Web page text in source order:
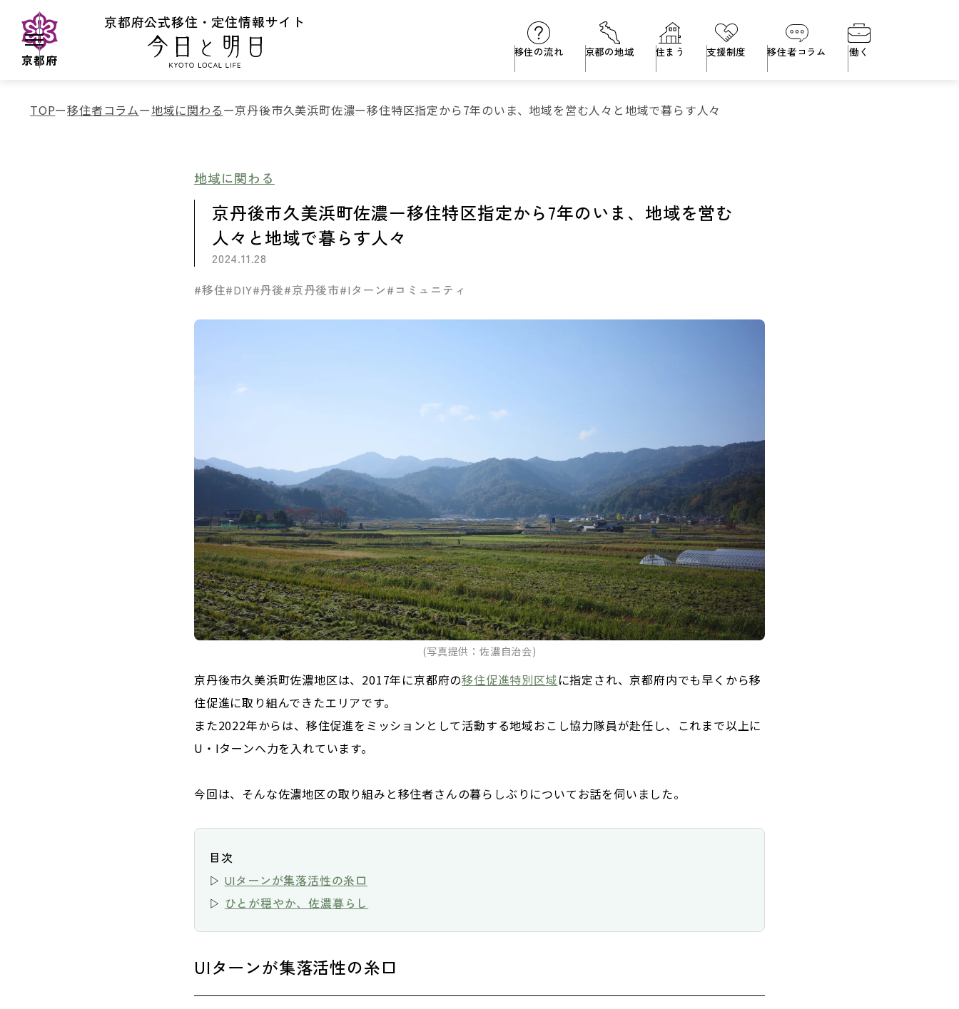
京都府公式移住・定住情報サイト
京都府
移住の流れ 京都の地域 住まう 支援制度 移住者コラム 働く
TOP 移住者コラム 地域に関わる 京丹後市久美浜町佐濃ー移住特区指定から7年のいま、地域を営む人々と地域で暮らす人々
地域に関わる
京丹後市久美浜町佐濃ー移住特区指定から7年のいま、地域を営む
人々と地域で暮らす人々
2024.11.28
#移住#DIY#丹後#京丹後市#Iターン#コミュニティ
(写真提供：佐濃自治会)
京丹後市久美浜町佐濃地区は、2017年に京都府の移住促進特別区域に指定され、京都府内でも早くから移
住促進に取り組んできたエリアです。
また2022年からは、移住促進をミッションとして活動する地域おこし協力隊員が赴任し、これまで以上に
U・Iターンへ力を入れています。
今回は、そんな佐濃地区の取り組みと移住者さんの暮らしぶりについてお話を伺いました。
目次
▷ UIターンが集落活性の糸口
▷ ひとが穏やか、佐濃暮らし
UIターンが集落活性の糸口